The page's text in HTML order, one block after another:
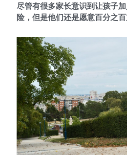
尽管有很多家长意识到让孩子
险，但是他们还是愿意百分之百